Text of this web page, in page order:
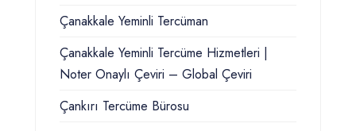
Çanakkale Yeminli Tercüman
Çanakkale Yeminli Tercüme Hizmetleri |
Noter Onaylı Çeviri – Global Çeviri
Çankırı Tercüme Bürosu